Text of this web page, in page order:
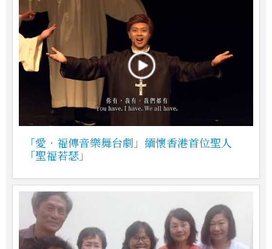
「愛‧福傳音樂舞台劇」緬懷香港首位聖人
「聖福若瑟」